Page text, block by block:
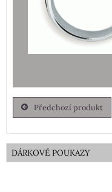
Předchozí produkt
DÁRKOVÉ POUKAZY